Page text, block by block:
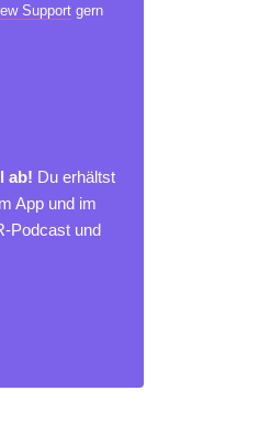
Supportgern
ab! Du erhältst
App und im
Podcast und